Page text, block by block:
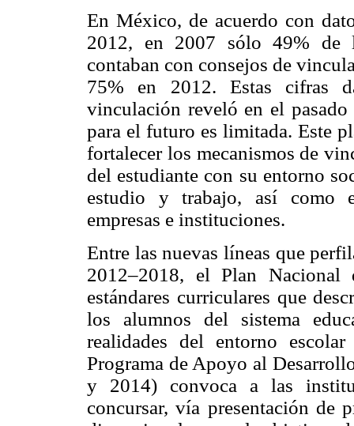
En México, de acuerdo con
2012, en 2007 sólo 49% de
contaban con consejos de
75% en 2012. Estas cifras
vinculación reveló en el
para el futuro es limitada. Este
fortalecer los mecanismos de
del estudiante con su entorno
estudio y trabajo, así como
empresas e instituciones.
Entre las nuevas líneas que
2012–2018, el Plan Nacional
estándares curriculares que
los alumnos del sistema
realidades del entorno
Programa de Apoyo al
y 2014) convoca a las
concursar, vía presentación de